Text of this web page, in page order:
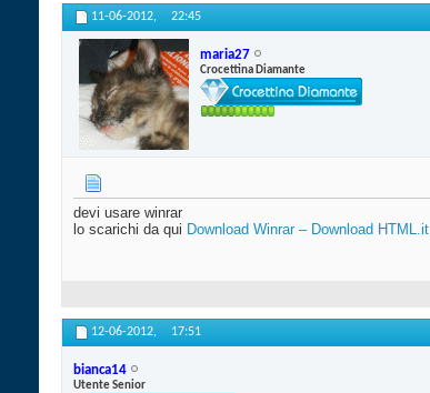
11-06-2012, 22:45
maria27
Crocettina Diamante
devi usare winrar
lo scarichi da qui Download Winrar – Download HTML.it
12-06-2012, 17:51
bianca14
Utente Senior